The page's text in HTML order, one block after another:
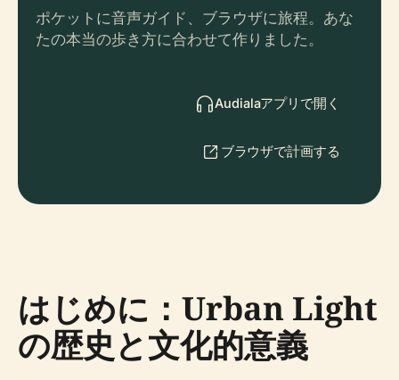
ポケットに音声ガイド、ブラウザに旅程。あな
たの本当の歩き方に合わせて作りました。
Audialaアプリで開く
ブラウザで計画する
はじめに：Urban Light
の歴史と文化的意義